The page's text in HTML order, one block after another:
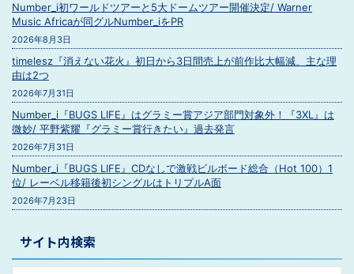
Number_i初ワールドツアーと5大ドームツアー開催決定/ Warner
Music Africaが同グルNumber_iをPR
2026年8月3日
timelesz『消えない花火』初日から3日間売上が前作比大幅減、主な理
由は2つ
2026年7月31日
Number_i『BUGS LIFE』はグラミー賞アジア部門対象外！『3XL』は
微妙/ 平野紫耀『グラミー賞行きたい』過去発言
2026年7月31日
Number_i『BUGS LIFE』CDなしで激戦ビルボード総合（Hot 100）1
位/ レーベル移籍後初シングルはトリプルA面
2026年7月23日
サイト内検索